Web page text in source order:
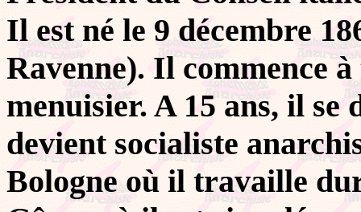
Il est né le 9 décembre
Ravenne). Il commence
menuisier. A 15 ans, il
devient socialiste
Bologne où il travaille